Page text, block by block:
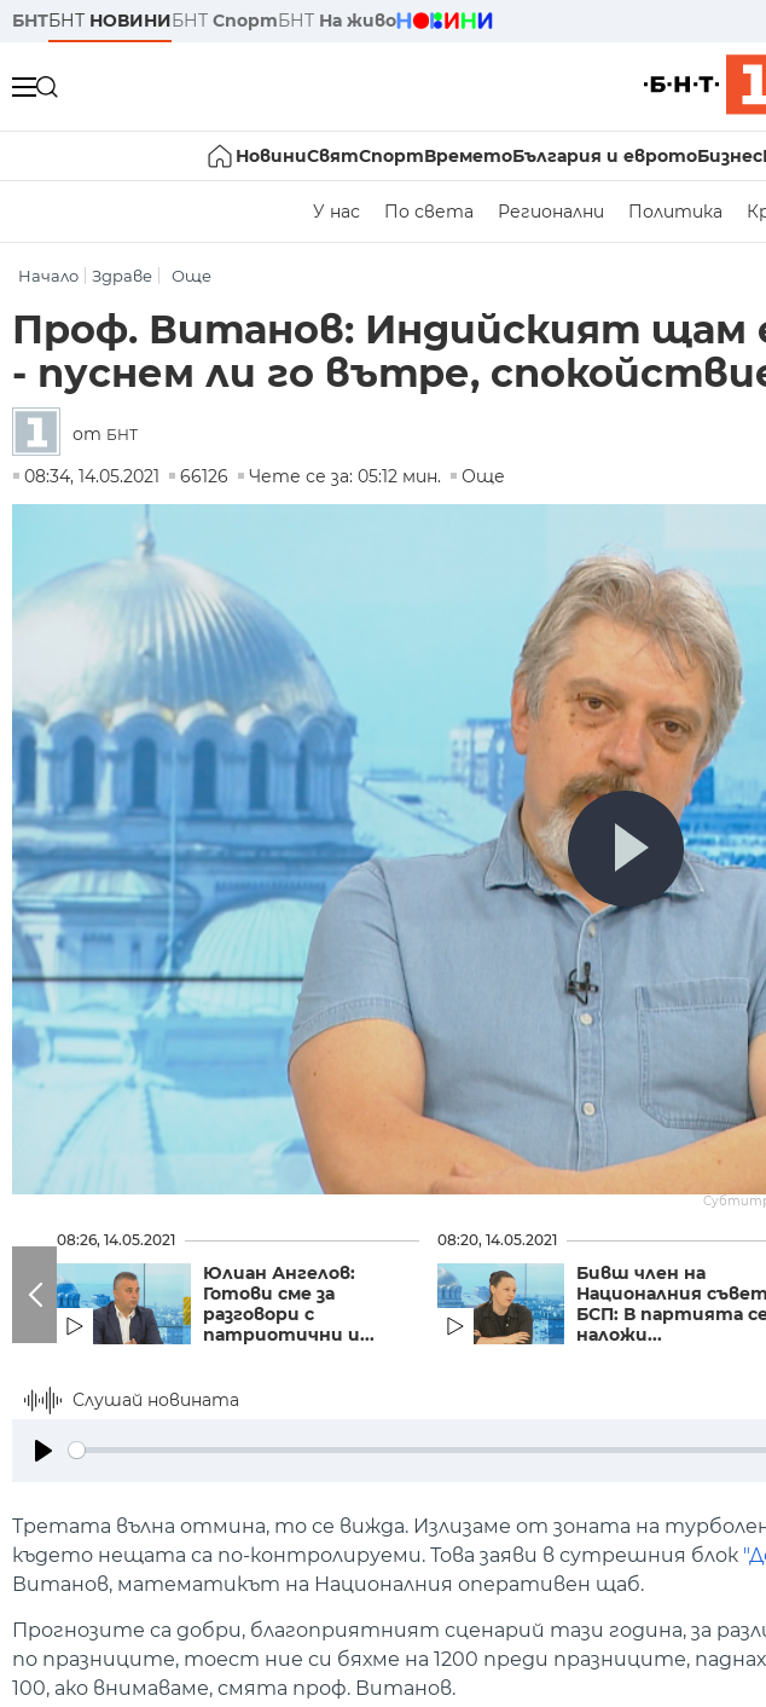
БНТБНТ НОВИНИБНТ СпортБНТ На живо
НовиниСвятСпортВреметоБългария и евротоБизнес
У нас По света Регионални Политика
Начало Здраве Още
Проф. Витанов: Индийският щам
- пуснем ли го вътре,
от БНТ
08:34, 14.05.2021
66126 Чете се за: 05:12 мин. Още
08:26, 14.05.2021
Юлиан Ангелов:
Готови сме за
разговори с
патриотични и...
08:20, 14.05.2021
Бивш член на
Националния
БСП: В партията
наложи...
Слушай новината
Третата вълна отмина, то се вижда. Излизаме от зоната на
където нещата са по-контролируеми. Това заяви в сутрешния блок
Витанов, математикът на Националния оперативен щаб.
Прогнозите са добри, благоприятният сценарий тази година, за
по празниците, тоест ние си бяхме на 1200 преди празниците,
100, ако внимаваме, смята проф. Витанов.